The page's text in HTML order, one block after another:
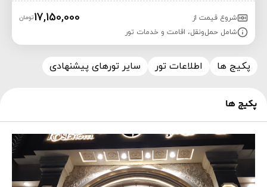
شروع قیمت از 17,150,000تومان
شامل حمل‌ونقل، اقامت و خدمات تور
پکیج ها اطلاعات تور سایر تورهای پیشنهادی
پکیج ها